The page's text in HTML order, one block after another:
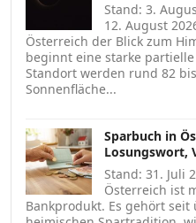
Stand: 3.
12. August
Österreich der Blick zum
beginnt eine starke
Standort werden rund 82
Sonnenfläche...
Sparbuch in
Losungswort,
Stand: 31. Juli
Österreich ist
Bankprodukt. Es gehört seit